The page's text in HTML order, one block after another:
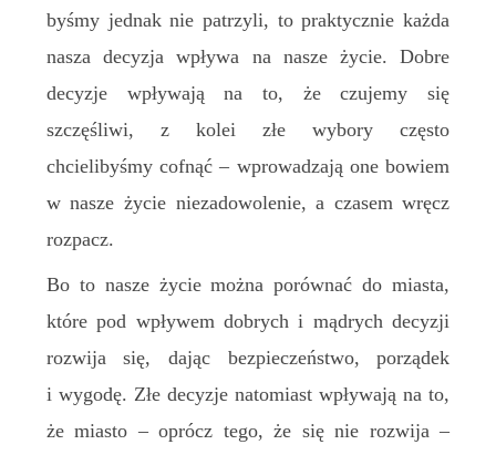
byśmy jednak nie patrzyli, to praktycznie każda
nasza decyzja wpływa na nasze życie. Dobre
decyzje wpływają na to, że czujemy się
szczęśliwi, z kolei złe wybory często
chcielibyśmy cofnąć – wprowadzają one bowiem
w nasze życie niezadowolenie, a czasem wręcz
rozpacz.
Bo to nasze życie można porównać do miasta,
które pod wpływem dobrych i mądrych decyzji
rozwija się, dając bezpieczeństwo, porządek
i wygodę. Złe decyzje natomiast wpływają na to,
że miasto – oprócz tego, że się nie rozwija –